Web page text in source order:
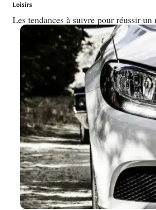
Loisirs
Les tendances à suivre pour réussir